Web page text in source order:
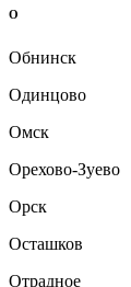
О
Обнинск
Одинцово
Омск
Орехово-Зуево
Орск
Осташков
Отрадное